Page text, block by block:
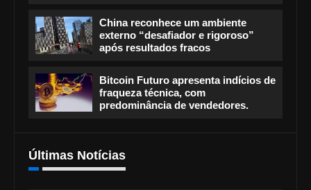
China reconhece um ambiente
externo “desafiador e rigoroso”
após resultados fracos
Bitcoin Futuro apresenta indícios de
fraqueza técnica, com
predominância de vendedores.
Últimas Notícias